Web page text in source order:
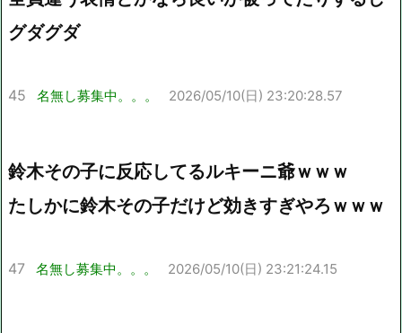
グダグダ
45 名無し募集中。。。 2026/05/10(日) 23:20:28.57
鈴木その子に反応してるルキーニ爺ｗｗｗ
たしかに鈴木その子だけど効きすぎやろｗｗｗ
47 名無し募集中。。。 2026/05/10(日) 23:21:24.15